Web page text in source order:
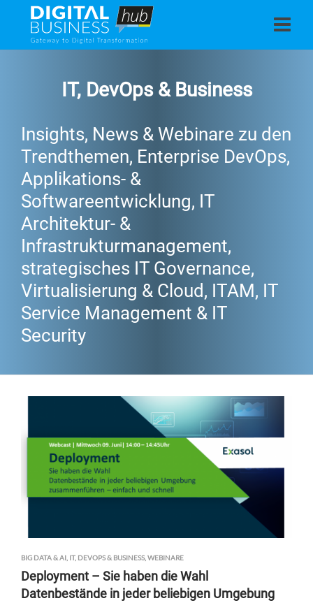
IT, DevOps & Business
Insights, News & Webinare zu den
Trendthemen, Enterprise DevOps,
Applikations- &
Softwareentwicklung, IT
Architektur- &
Infrastrukturmanagement,
strategisches IT Governance,
Virtualisierung & Cloud, ITAM, IT
Service Management & IT
Security
BIG DATA & AI IT, DEVOPS & BUSINESS, WEBINARE
Deployment – Sie haben die Wahl
Datenbestände in jeder beliebigen Umgebung